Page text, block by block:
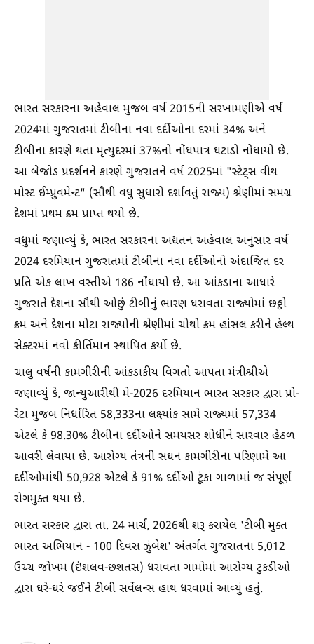
ભારત સરકારના અહેવાલ મુજબ વર્ષ 2015ની સરખામણીએ વર્ષ
2024માં ગુજરાતમાં ટીબીના નવા દર્દીઓના દરમાં 34% અને
ટીબીના કારણે થતા મૃત્યુદરમાં 37%નો નોંધપાત્ર ઘટાડો નોંધાયો છે.
આ બેજોડ પ્રદર્શનને કારણે ગુજરાતને વર્ષ 2025માં "સ્ટેટ્સ વીથ
મોસ્ટ ઈમ્પ્રુવમેન્ટ" (સૌથી વધુ સુધારો દર્શાવતું રાજ્ય) શ્રેણીમાં સમગ્ર
દેશમાં પ્રથમ ક્રમ પ્રાપ્ત થયો છે.
વધુમાં જણાવ્યું કે, ભારત સરકારના અદ્યતન અહેવાલ અનુસાર વર્ષ
2024 દરમિયાન ગુજરાતમાં ટીબીના નવા દર્દીઓનો અંદાજિત દર
પ્રતિ એક લાખ વસ્તીએ 186 નોંધાયો છે. આ આંકડાના આધારે
ગુજરાતે દેશના સૌથી ઓછું ટીબીનું ભારણ ધરાવતા રાજ્યોમાં છઠ્ઠો
ક્રમ અને દેશના મોટા રાજ્યોની શ્રેણીમાં ચોથો ક્રમ હાંસલ કરીને હેલ્થ
સેક્ટરમાં નવો કીર્તિમાન સ્થાપિત કર્યો છે.
ચાલુ વર્ષની કામગીરીની આંકડાકીય વિગતો આપતા મંત્રીશ્રીએ
જણાવ્યું કે, જાન્યુઆરીથી મે-2026 દરમિયાન ભારત સરકાર દ્વારા પ્રો-
રેટા મુજબ નિર્ધારિત 58,333ના લક્ષ્‍યાંક સામે રાજ્યમાં 57,334
એટલે કે 98.30% ટીબીના દર્દીઓને સમયસર શોધીને સારવાર હેઠળ
આવરી લેવાયા છે. આરોગ્ય તંત્રની સઘન કામગીરીના પરિણામે આ
દર્દીઓમાંથી 50,928 એટલે કે 91% દર્દીઓ ટૂંકા ગાળામાં જ સંપૂર્ણ
રોગમુક્ત થયા છે.
ભારત સરકાર દ્વારા તા. 24 માર્ચ, 2026થી શરૂ કરાયેલ 'ટીબી મુક્ત
ભારત અભિયાન - 100 દિવસ ઝુંબેશ' અંતર્ગત ગુજરાતના 5,012
ઉચ્ચ જોખમ (ઇંશલવ-છશતસ) ધરાવતા ગામોમાં આરોગ્ય ટુકડીઓ
દ્વારા ઘરે-ઘરે જઈને ટીબી સર્વેલન્સ હાથ ધરવામાં આવ્યું હતું.